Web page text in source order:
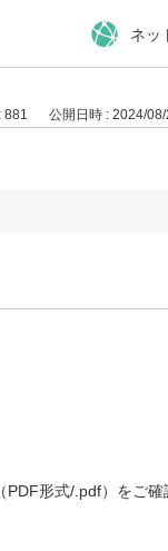
ネッ
881 公開日時 : 2024/
PDF形式/.pdf）をご確